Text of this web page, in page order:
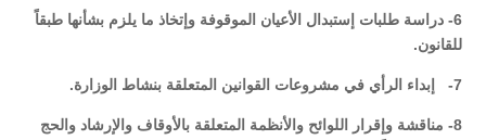
6- دراسة طلبات إستبدال الأعيان الموقوفة وإتخاذ ما يلزم بشأنها طبقاً
للقانون.
7- إبداء الرأي في مشروعات القوانين المتعلقة بنشاط الوزارة.
8- مناقشة وإقرار اللوائح والأنظمة المتعلقة بالأوقاف والإرشاد والحج